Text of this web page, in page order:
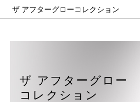
left
or
your
access
suggestions
ザ アフターグロー
コレクション